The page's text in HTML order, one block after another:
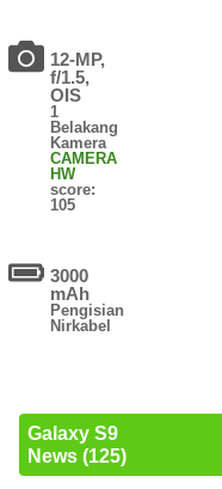
12-MP,
f/1.5,
OIS
1
Belakang
Kamera
CAMERA
HW
score:
105
3000
mAh
Pengisian
Nirkabel
Galaxy S9
News (125)